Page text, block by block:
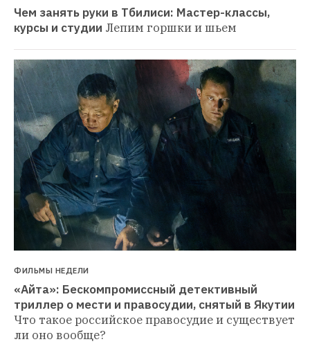
Чем занять руки в Тбилиси: Мастер-классы,
курсы и студии Лепим горшки и шьем
ФИЛЬМЫ НЕДЕЛИ
«Айта»: Бескомпромиссный детективный
триллер о мести и правосудии, снятый в Якутии
Что такое российское правосудие и существует
ли оно вообще?